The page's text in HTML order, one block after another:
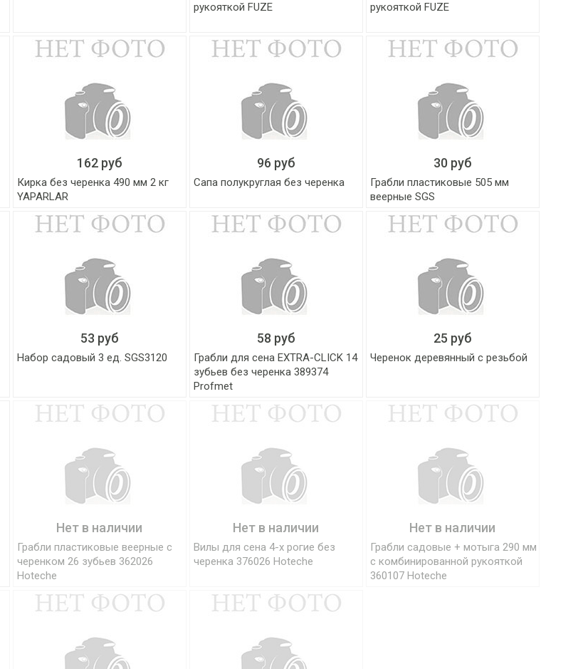
рукояткой FUZE
рукояткой FUZE
162 руб
Кирка без черенка 490 мм 2 кг
YAPARLAR
96 руб
Сапа полукруглая без черенка
30 руб
Грабли пластиковые 505 мм
веерные SGS
53 руб
Набор садовый 3 ед. SGS3120
58 руб
Грабли для сена EXTRA-CLICK 14
зубьев без черенка 389374
Profmet
25 руб
Черенок деревянный с резьбой
Нет в наличии
Грабли пластиковые веерные c
черенком 26 зубьев 362026
Hoteche
Нет в наличии
Вилы для сена 4-х рогие без
черенка 376026 Hoteche
Нет в наличии
Грабли садовые + мотыга 290 мм
с комбинированной рукояткой
360107 Hoteche